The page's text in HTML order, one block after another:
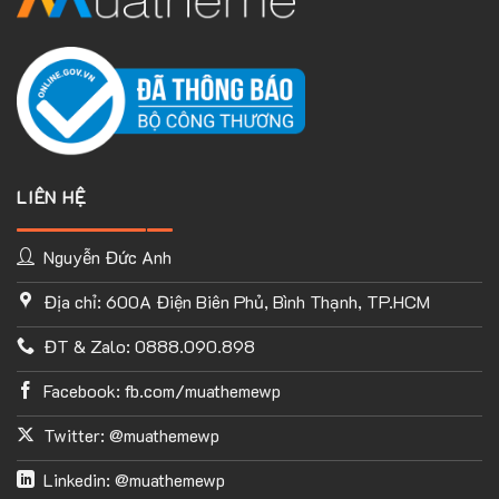
LIÊN HỆ
Nguyễn Đức Anh
Địa chỉ: 600A Điện Biên Phủ, Bình Thạnh, TP.HCM
ĐT & Zalo: 0888.090.898
Facebook: fb.com/muathemewp
Twitter: @muathemewp
Linkedin: @muathemewp